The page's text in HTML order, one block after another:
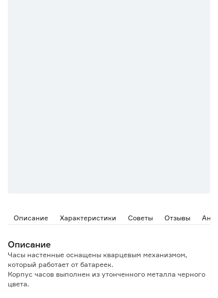
Описание Характеристики Советы Отзывы
Описание
Часы настенные оснащены кварцевым механизмом,
который работает от батареек.
Корпус часов выполнен из утонченного металла черного
цвета.